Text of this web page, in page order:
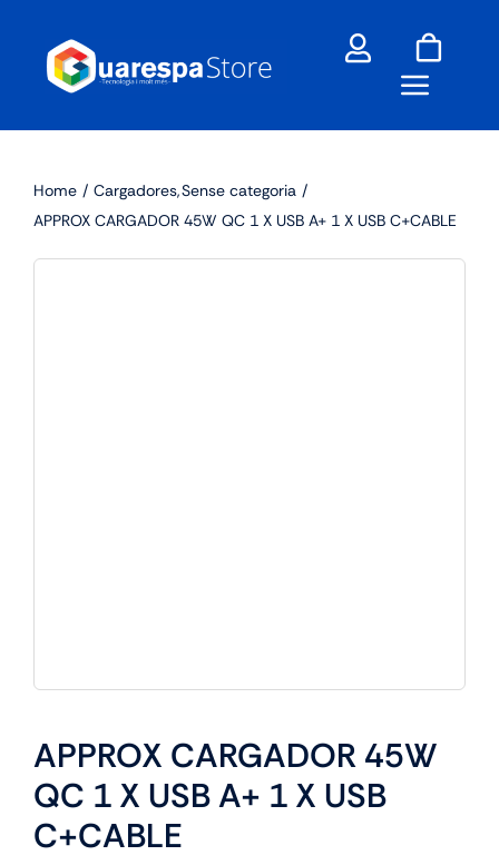
content
Home Cargadores Sense categoria
APPROX CARGADOR 45W QC 1 X USB A+ 1 X USB C+CABLE
APPROX CARGADOR 45W
QC 1 X USB A+ 1 X USB
C+CABLE